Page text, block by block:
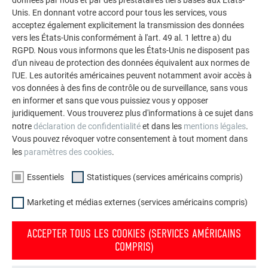
polyvalence de l’aluminium. Découvrez d’autres projets
impressionnants avec les solutions en aluminium
durables de PREFA pour toitures, systèmes solaires et
façades.
VOIR DAVANTAGE DE RÉFÉRENCES
Unis. En donnant votre accord pour tous les services, vous
acceptez également explicitement la transmission des données
vers les États-Unis conformément à l'art. 49 al. 1 lettre a) du
RGPD. Nous vous informons que les États-Unis ne disposent pas
d'un niveau de protection des données équivalent aux normes de
l'UE. Les autorités américaines peuvent notamment avoir accès à
vos données à des fins de contrôle ou de surveillance, sans vous
en informer et sans que vous puissiez vous y opposer
juridiquement. Vous trouverez plus d'informations à ce sujet dans
notredéclaration de confidentialitéet dans les mentions légales.
Vous pouvez révoquer votre consentement à tout moment dans
les paramètres des cookies.
Essentiels Statistiques (services américains compris)
Marketing et médias externes (services américains compris)
ACCEPTER TOUS LES COOKIES (SERVICES AMÉRICAINS
COMPRIS)